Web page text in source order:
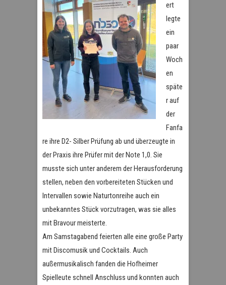
ert
legte
ein
paar
Woch
en
späte
r auf
der
Fanfa
re ihre D2- Silber Prüfung ab und überzeugte in
der Praxis ihre Prüfer mit der Note 1,0. Sie
musste sich unter anderem der Herausforderung
stellen, neben den vorbereiteten Stücken und
Intervallen sowie Naturtonreihe auch ein
unbekanntes Stück vorzutragen, was sie alles
mit Bravour meisterte.
Am Samstagabend feierten alle eine große Party
mit Discomusik und Cocktails. Auch
außermusikalisch fanden die Hofheimer
Spielleute schnell Anschluss und konnten auch